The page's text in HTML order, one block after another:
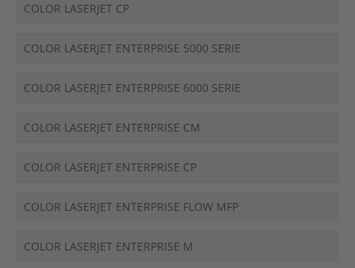
COLOR LASERJET CP
COLOR LASERJET ENTERPRISE 5000 SERIE
COLOR LASERJET ENTERPRISE 6000 SERIE
COLOR LASERJET ENTERPRISE CM
COLOR LASERJET ENTERPRISE CP
COLOR LASERJET ENTERPRISE FLOW MFP
COLOR LASERJET ENTERPRISE M